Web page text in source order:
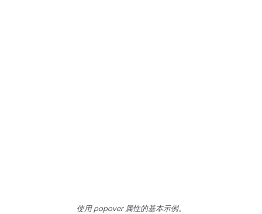
使用 popover 属性的基本示例。